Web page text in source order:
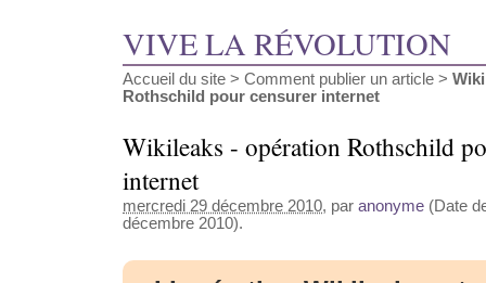
VIVE LA RÉVOLUTION
Accueil du site > Comment publier un article >
Rothschild pour censurer internet
Wikileaks - opération Rothschild
internet
mercredi 29 décembre 2010, par anonyme (Date
décembre 2010).